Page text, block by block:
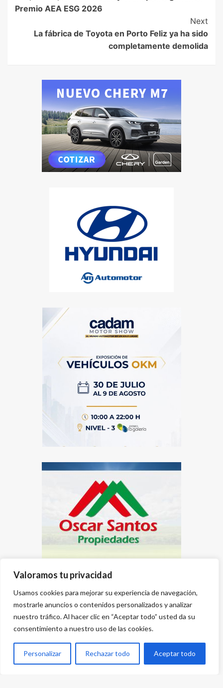
Valoramos tu privacidad
Usamos cookies para mejorar su experiencia de navegación,
mostrarle anuncios o contenidos personalizados y analizar
nuestro tráfico. Al hacer clic en “Aceptar todo” usted da su
consentimiento a nuestro uso de las cookies.
Personalizar Rechazar todo Aceptar todo
Premio AEA ESG 2026
Next
La fábrica de Toyota en Porto Feliz ya ha sido
completamente demolida